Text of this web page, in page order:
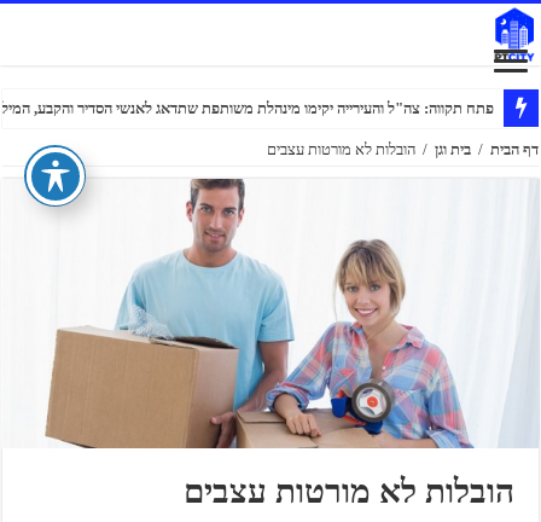
פתח תקווה: צה"ל והעירייה יקימו מינהלת משותפת שתדאג לאנשי הסדיר והקבע,
דף הבית / בית וגן / הובלות לא מורטות עצבים
הובלות לא מורטות עצבים